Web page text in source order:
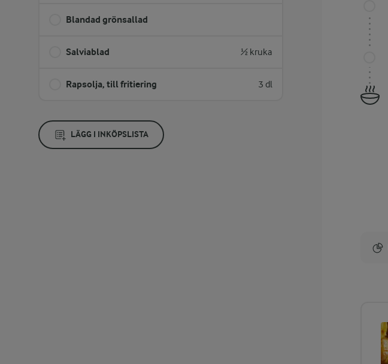
Blandad grönsallad
Salviablad ½ kruka
Rapsolja, till fritiering 3 dl
LÄGG I INKÖPSLISTA